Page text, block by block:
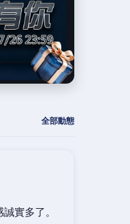
全部動態
實多了。